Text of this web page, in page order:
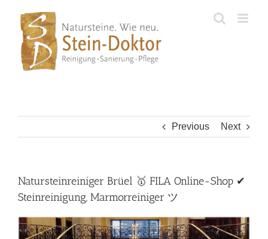
content
Previous Next
Natursteinreiniger Brüel 🥇 FILA Online-Shop ✔
Steinreinigung, Marmorreiniger ツ